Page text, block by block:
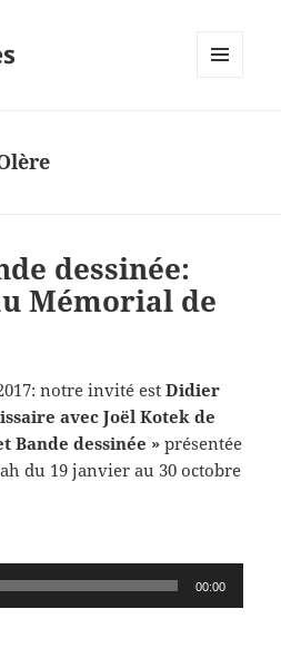
dessinée:
Mémorial de
notre invité estDidier
avec Joël Kotek de
Bande dessinée » présentée
du 19 janvier au 30 octobre
00:00